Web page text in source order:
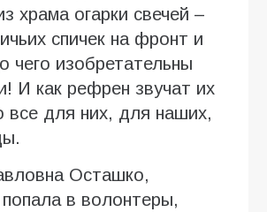
храма огарки свечей –
спичек на фронт и
чего изобретательны
И как рефрен звучат их
все для них, для наших,
Осташко,
в волонтеры,